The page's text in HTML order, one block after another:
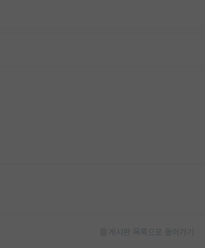
게시판 목록으로 돌아가기